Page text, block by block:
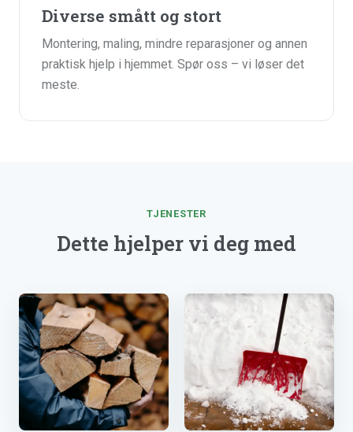
Diverse smått og stort
Montering, maling, mindre reparasjoner og annen
praktisk hjelp i hjemmet. Spør oss – vi løser det
meste.
TJENESTER
Dette hjelper vi deg med